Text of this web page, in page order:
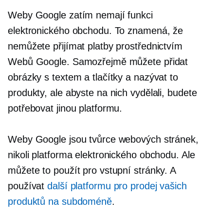
Weby Google zatím nemají funkci
elektronického obchodu. To znamená, že
nemůžete přijímat platby prostřednictvím
Webů Google. Samozřejmě můžete přidat
obrázky s textem a tlačítky a nazývat to
produkty, ale abyste na nich vydělali, budete
potřebovat jinou platformu.
Weby Google jsou tvůrce webových stránek,
nikoli platforma elektronického obchodu. Ale
můžete to použít pro vstupní stránky. A
používatdalší platformu pro prodej vašich
produktů na subdoméně.